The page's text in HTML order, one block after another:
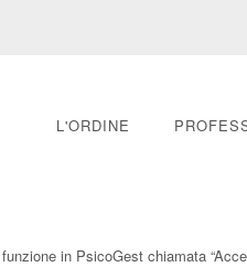
L'ORDINE
in PsicoGest chiamata